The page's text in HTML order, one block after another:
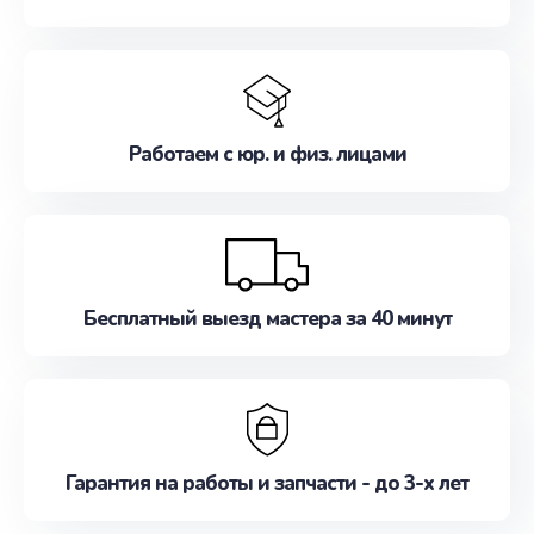
Работаем с юр. и физ. лицами
Бесплатный выезд мастера за 40 минут
Гарантия на работы и запчасти - до 3-х лет